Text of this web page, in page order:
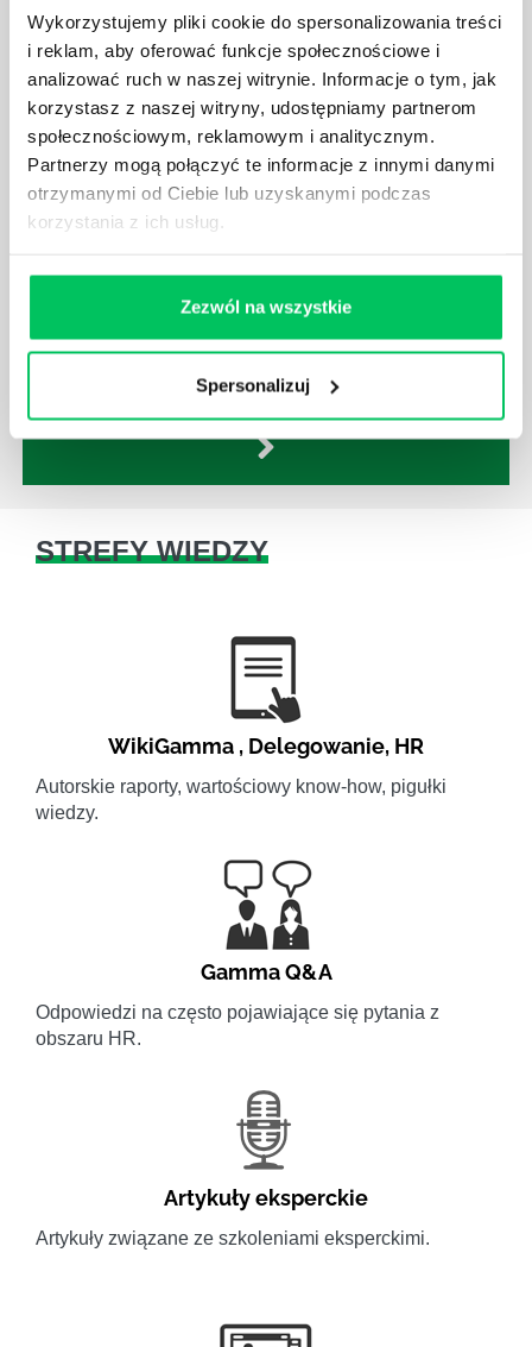
Wykorzystujemy pliki cookie do spersonalizowania treści
i reklam, aby oferować funkcje społecznościowe i
analizować ruch w naszej witrynie. Informacje o tym, jak
korzystasz z naszej witryny, udostępniamy partnerom
społecznościowym, reklamowym i analitycznym.
Partnerzy mogą połączyć te informacje z innymi danymi
otrzymanymi od Ciebie lub uzyskanymi podczas
korzystania z ich usług.
Zezwól na wszystkie
Spersonalizuj
firmie. Osoba je pełniąca jest w pełni odpowiedzialna
za realizację działań podległych mu osób oraz
JAKĄ METODĘ ZARZĄDZANIA POWINIEN ZNAĆ
się niezwykle przydatne. Zarządzanie zasobami
ludzkimi oraz poszczególnymi etapami projektu nie
STREFY WIEDZY
WikiGamma , Delegowanie, HR
Autorskie raporty, wartościowy know-how, pigułki
wiedzy.
Gamma Q&A
Odpowiedzi na często pojawiające się pytania z
obszaru HR.
Artykuły eksperckie
Artykuły związane ze szkoleniami eksperckimi.